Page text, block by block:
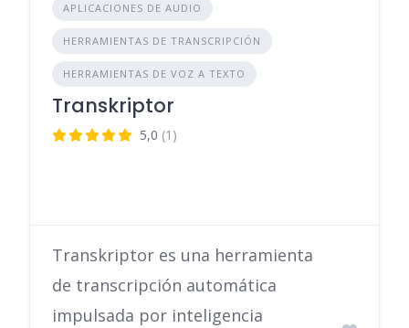
APLICACIONES DE AUDIO
HERRAMIENTAS DE TRANSCRIPCIÓN
HERRAMIENTAS DE VOZ A TEXTO
Transkriptor
5,0 (1)
Transkriptor es una herramienta
de transcripción automática
impulsada por inteligencia